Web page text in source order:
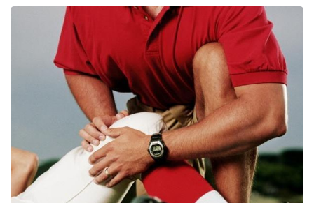
Beni hatırla Şifremi unuttum